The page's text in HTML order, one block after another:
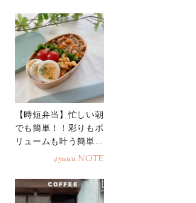
【時短弁当】忙しい朝
でも簡単！！彩りもボ
リュームも叶う簡単そ
4yuuu NOTE